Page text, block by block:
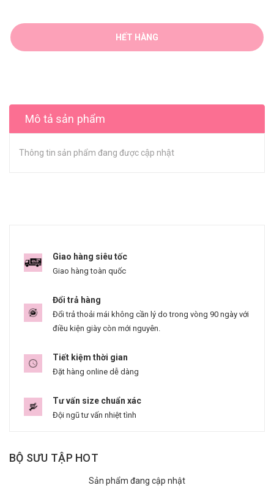
HẾT HÀNG
Mô tả sản phẩm
Thông tin sản phẩm đang được cập nhật
Giao hàng siêu tốc
Giao hàng toàn quốc
Đổi trả hàng
Đổi trả thoải mái không cần lý do trong vòng 90 ngày với
điều kiện giày còn mới nguyên.
Tiết kiệm thời gian
Đặt hàng online dễ dàng
Tư vấn size chuẩn xác
Đội ngũ tư vấn nhiệt tình
BỘ SƯU TẬP HOT
Sản phẩm đang cập nhật